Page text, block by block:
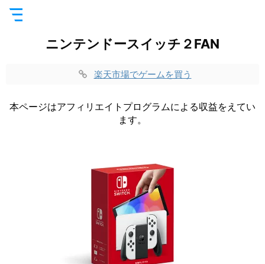
ニンテンドースイッチ２FAN
楽天市場でゲームを買う
本ページはアフィリエイトプログラムによる収益をえてい
ます。